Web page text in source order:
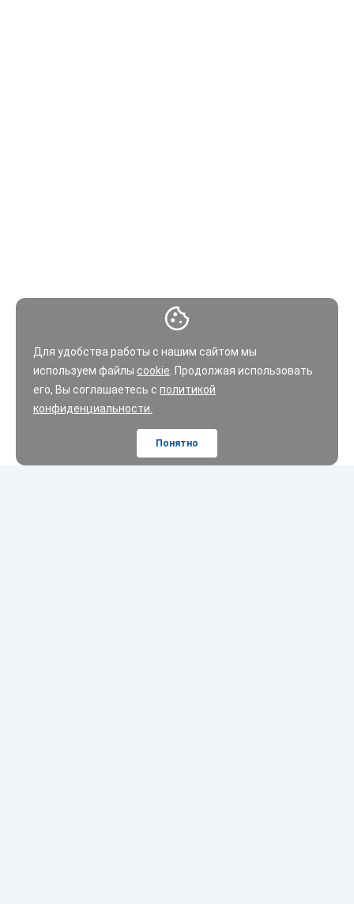
Для удобства работы с нашим сайтом мы
используем файлы cookie . Продолжая использовать
его, Вы соглашаетесь с политикой
конфиденциальности.
Понятно